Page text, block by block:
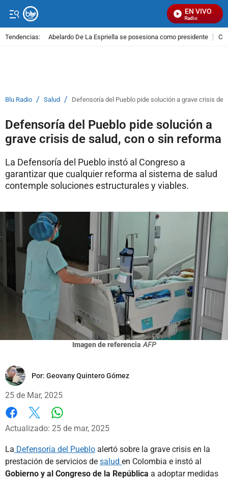
EN VIVO
Señal Visual Radio
Tendencias: Abelardo De La Espriella se posesiona como presidente
Blu Radio / Salud / Defensoría del Pueblo pide solución a grave crisis de
Defensoría del Pueblo pide solución a
grave crisis de salud, con o sin reforma
La Defensoría del Pueblo instó al Congreso a
garantizar que cualquier reforma al sistema de salud
contemple soluciones estructurales y viables.
Imagen de referencia AFP
Por: Geovany Quintero Gómez
25 de Mar, 2025
Facebook
X
Actualizado: 25 de mar, 2025
La Defensoría del Pueblo alertó sobre la grave crisis en la
prestación de servicios de salud en Colombia e instó al
Gobierno y al Congreso de la República a adoptar medidas